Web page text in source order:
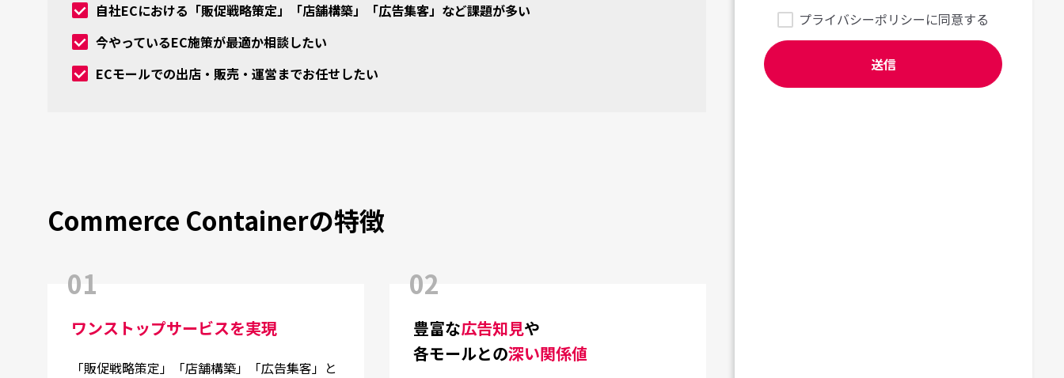
自社ECにおける「販促戦略策定」「店舗構築」「広告集客」など課題が多い
今やっているEC施策が最適か相談したい
ECモールでの出店・販売・運営までお任せしたい
Commerce Containerの特徴
01
ワンストップサービスを実現
「販促戦略策定」「店舗構築」「広告集客」と
02
豊富な広告知見や
各モールとの深い関係値
プライバシーポリシーに同意する